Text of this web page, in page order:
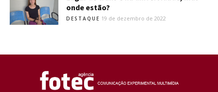
onde estão?
DESTAQUE 19 de dezembro de 2022